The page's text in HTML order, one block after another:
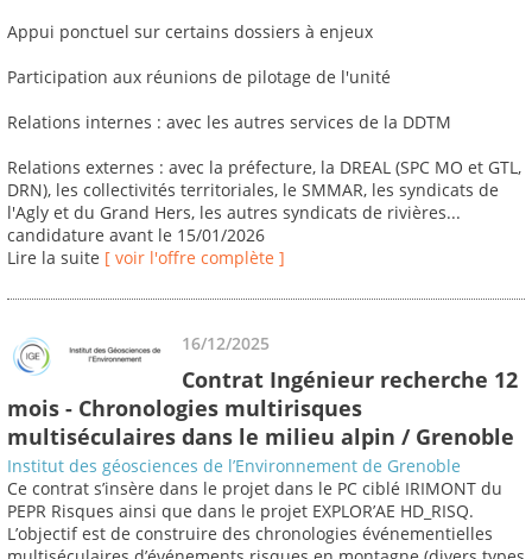
Appui ponctuel sur certains dossiers à enjeux
Participation aux réunions de pilotage de l'unité
Relations internes : avec les autres services de la DDTM
Relations externes : avec la préfecture, la DREAL (SPC MO et GTL,
DRN), les collectivités territoriales, le SMMAR, les syndicats de
l'Agly et du Grand Hers, les autres syndicats de rivières...
candidature avant le 15/01/2026
Lire la suite [ voir l'offre complète ]
16/12/2025
Contrat Ingénieur recherche 12
mois - Chronologies multirisques
multiséculaires dans le milieu alpin / Grenoble
Institut des géosciences de l’Environnement de Grenoble
Ce contrat s’insère dans le projet dans le PC ciblé IRIMONT du
PEPR Risques ainsi que dans le projet EXPLOR’AE HD_RISQ.
L’objectif est de construire des chronologies événementielles